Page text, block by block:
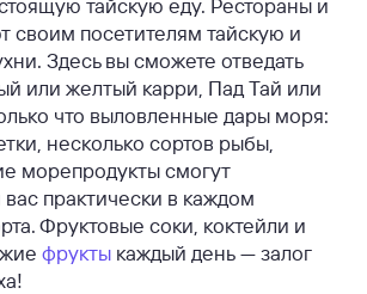
тайскую еду. Рестораны и
своим посетителям тайскую и
Здесь вы сможете отведать
или желтый карри, Пад Тай или
что выловленные дары моря:
несколько сортов рыбы,
морепродукты смогут
вас практически в каждом
Фруктовые соки, коктейли и
фрукты каждый день — залог